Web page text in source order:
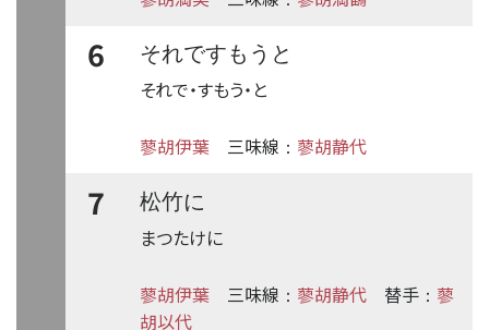
6
それですもうと
それで・すもう・と
蓼胡伊葉 三味線 ： 蓼胡静代
7
松竹に
まつたけに
蓼胡伊葉 三味線 ： 蓼胡静代 替手 ： 蓼
胡以代